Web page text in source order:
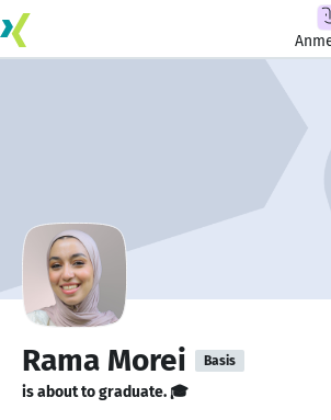
Rama Morei Basis
is about to graduate. 🎓